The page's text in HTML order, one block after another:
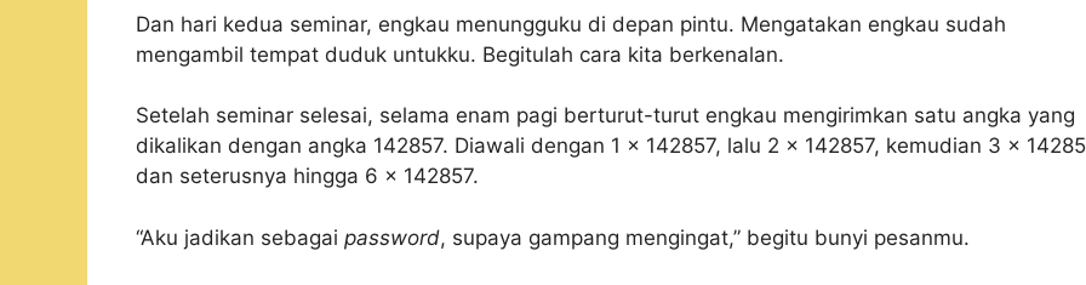
Dan hari kedua seminar, engkau menungguku di depan pintu. Mengatakan engkau sudah
mengambil tempat duduk untukku. Begitulah cara kita berkenalan.
Setelah seminar selesai, selama enam pagi berturut-turut engkau mengirimkan satu angka yang
dikalikan dengan angka 142857. Diawali dengan 1 x 142857, lalu 2 x 142857, kemudian 3 x
dan seterusnya hingga 6 x 142857.
“Aku jadikan sebagai password, supaya gampang mengingat,” begitu bunyi pesanmu.